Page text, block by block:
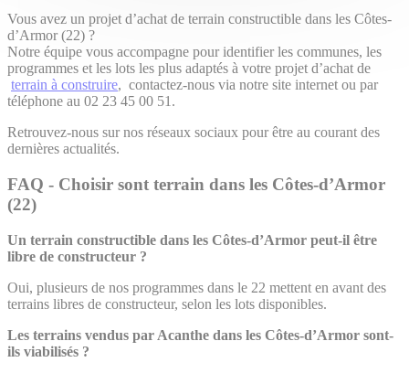
Vous avez un projet d’achat de terrain constructible dans les Côtes-
d’Armor (22) ?
Notre équipe vous accompagne pour identifier les communes, les
programmes et les lots les plus adaptés à votre projet d’achat de
terrain à construire, contactez-nous via notre site internet ou par
téléphone au 02 23 45 00 51.
Retrouvez-nous sur nos réseaux sociaux pour être au courant des
dernières actualités.
FAQ - Choisir sont terrain dans les Côtes-d’Armor
(22)
Un terrain constructible dans les Côtes-d’Armor peut-il être
libre de constructeur ?
Oui, plusieurs de nos programmes dans le 22 mettent en avant des
terrains libres de constructeur, selon les lots disponibles.
Les terrains vendus par Acanthe dans les Côtes-d’Armor sont-
ils viabilisés ?